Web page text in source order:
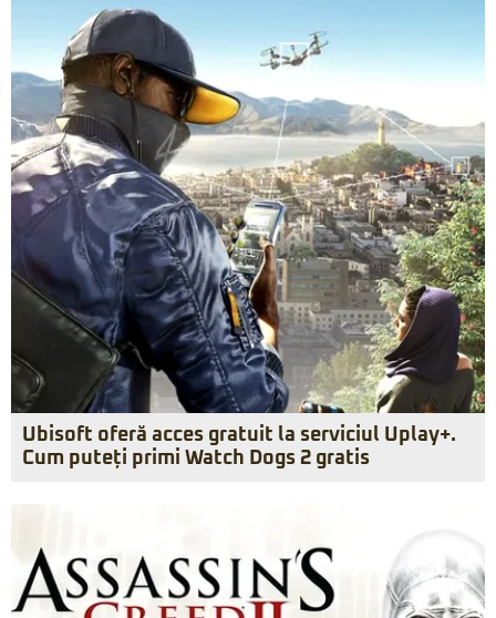
Ubisoft oferă acces gratuit la serviciul Uplay+.
Cum puteți primi Watch Dogs 2 gratis